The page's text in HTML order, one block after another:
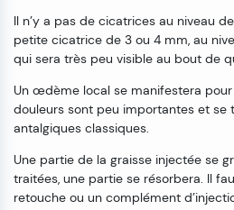
Il n’y a pas de cicatrices au niveau
petite cicatrice de 3 ou 4 mm, au
qui sera très peu visible au bout de
Un œdème local se manifestera pour
douleurs sont peu importantes et se
antalgiques classiques.
Une partie de la graisse injectée se
traitées, une partie se résorbera. Il
retouche ou un complément